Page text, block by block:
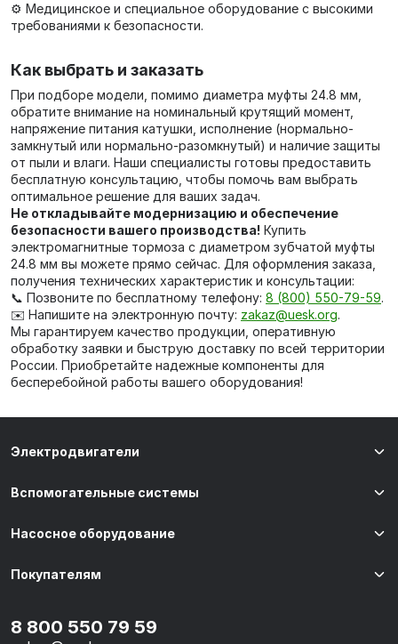
⚙️ Медицинское и специальное оборудование с высокими
требованиями к безопасности.
Как выбрать и заказать
При подборе модели, помимо диаметра муфты 24.8 мм,
обратите внимание на номинальный крутящий момент,
напряжение питания катушки, исполнение (нормально-
замкнутый или нормально-разомкнутый) и наличие защиты
от пыли и влаги. Наши специалисты готовы предоставить
бесплатную консультацию, чтобы помочь вам выбрать
оптимальное решение для ваших задач.
Не откладывайте модернизацию и обеспечение
безопасности вашего производства! Купить
электромагнитные тормоза с диаметром зубчатой муфты
24.8 мм вы можете прямо сейчас. Для оформления заказа,
получения технических характеристик и консультации:
📞 Позвоните по бесплатному телефону: 8 (800) 550-79-59.
✉️ Напишите на электронную почту: zakaz@uesk.org.
Мы гарантируем качество продукции, оперативную
обработку заявки и быструю доставку по всей территории
России. Приобретайте надежные компоненты для
бесперебойной работы вашего оборудования!
Электродвигатели
Вспомогательные системы
Насосное оборудование
Покупателям
8 800 550 79 59